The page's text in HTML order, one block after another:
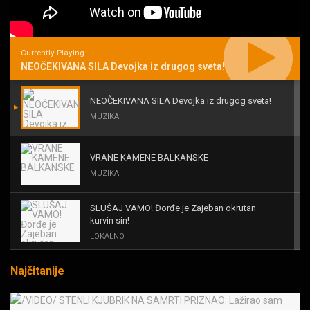
Currently Playing
NEOČEKIVANA SILA Devojka iz drugog sveta!
NEOČEKIVANA SILA Devojka iz drugog sveta!
MUZIKA
VRANE KAMENE BALKANSKE
MUZIKA
SLUŠAJ VAMO! Đorđe je Zajeban okrutan
kurvin sin!
LOKALNO
Najčitanije